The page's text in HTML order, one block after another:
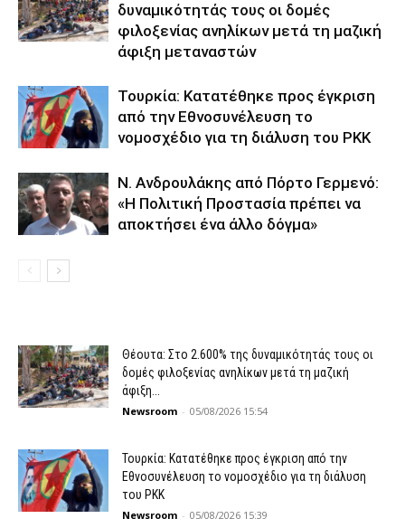
δυναμικότητάς τους οι δομές
φιλοξενίας ανηλίκων μετά τη μαζική
άφιξη μεταναστών
Τουρκία: Κατατέθηκε προς έγκριση
από την Εθνοσυνέλευση το
νομοσχέδιο για τη διάλυση του PKK
N. Ανδρουλάκης από Πόρτο Γερμενό:
«Η Πολιτική Προστασία πρέπει να
αποκτήσει ένα άλλο δόγμα»
Θέουτα: Στο 2.600% της δυναμικότητάς τους οι
δομές φιλοξενίας ανηλίκων μετά τη μαζική
άφιξη...
Newsroom - 05/08/2026 15:54
Τουρκία: Κατατέθηκε προς έγκριση από την
Εθνοσυνέλευση το νομοσχέδιο για τη διάλυση
του PKK
Newsroom - 05/08/2026 15:39